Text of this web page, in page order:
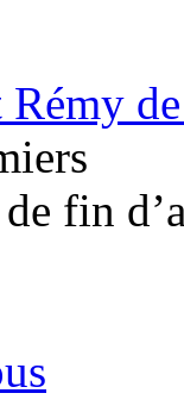
fin